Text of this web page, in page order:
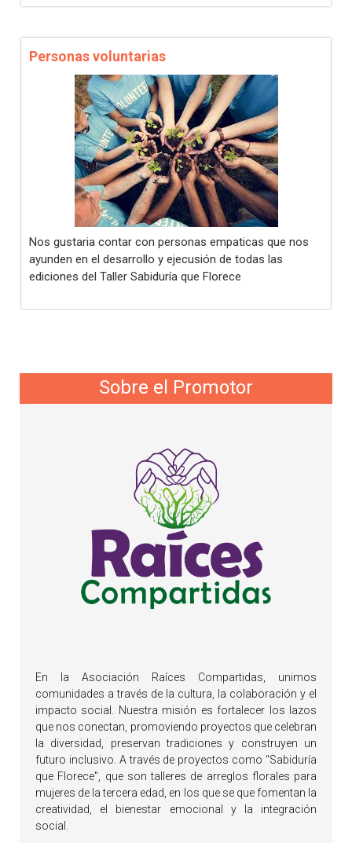
Personas voluntarias
Nos gustaria contar con personas empaticas que nos
ayunden en el desarrollo y ejecusión de todas las
ediciones del Taller Sabiduría que Florece
Sobre el Promotor
En la Asociación Raíces Compartidas, unimos
comunidades a través de la cultura, la colaboración y el
impacto social. Nuestra misión es fortalecer los lazos
que nos conectan, promoviendo proyectos que celebran
la diversidad, preservan tradiciones y construyen un
futuro inclusivo. A través de proyectos como "Sabiduría
que Florece", que son talleres de arreglos florales para
mujeres de la tercera edad, en los que se que fomentan la
creatividad, el bienestar emocional y la integración
social.